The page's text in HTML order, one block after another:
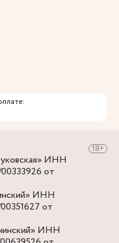
ИНН
от
ИНН
от
ИНН